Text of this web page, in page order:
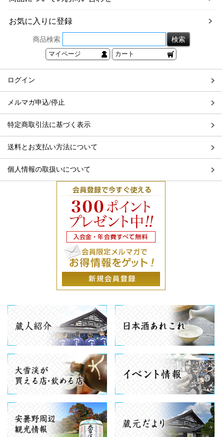
お気に入りに登録
商品検索
マイページ カート
ログイン
メルマガ申込/停止
特定商取引法に基づく表示
送料とお支払い方法について
個人情報の取扱いについて